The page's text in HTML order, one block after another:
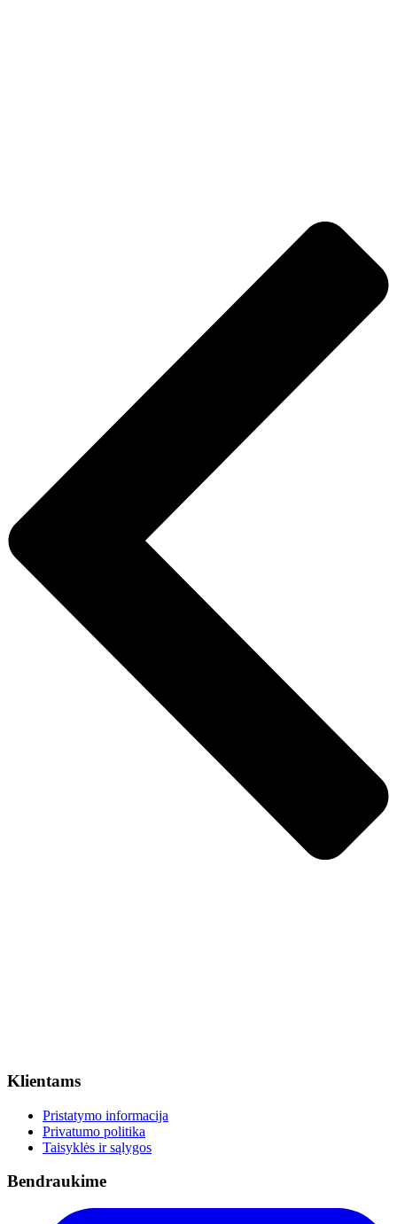
Klientams
Pristatymo informacija
Privatumo politika
Taisyklės ir sąlygos
Bendraukime